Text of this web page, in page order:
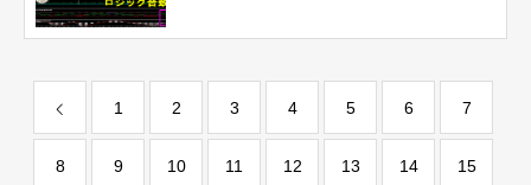
1 2 3 4 5 6 7
8 9 10 11 12 13 14 15